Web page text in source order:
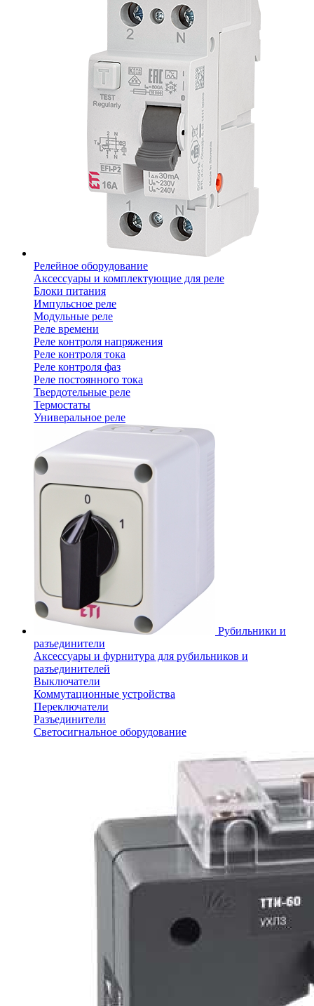
Релейное оборудование
Аксессуары и комплектующие для реле
Блоки питания
Импульсное реле
Модульные реле
Реле времени
Реле контроля напряжения
Реле контроля тока
Реле контроля фаз
Реле постоянного тока
Твердотельные реле
Термостаты
Универальное реле
Рубильники и
разъединители
Аксессуары и фурнитура для рубильников и
разъединителей
Выключатели
Коммутационные устройства
Переключатели
Разъединители
Светосигнальное оборудование